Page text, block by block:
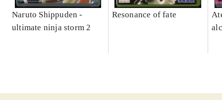
Naruto Shippuden -
ultimate ninja storm 2
Resonance of fate